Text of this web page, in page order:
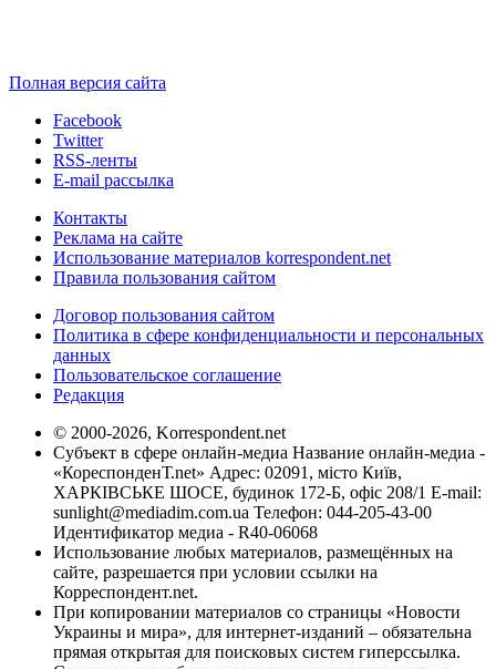
Полная версия сайта
Facebook
Twitter
RSS-ленты
E-mail рассылка
Контакты
Реклама на сайте
Использование материалов korrespondent.net
Правила пользования сайтом
Договор пользования сайтом
Политика в сфере конфиденциальности и персональных
данных
Пользовательское соглашение
Редакция
© 2000-2026, Korrespondent.net
Субъект в сфере онлайн-медиа Название онлайн-медиа -
«КореспонденТ.net» Адрес: 02091, місто Київ,
ХАРКІВСЬКЕ ШОСЕ, будинок 172-Б, офіс 208/1 E-mail:
sunlight@mediadim.com.ua Телефон: 044-205-43-00
Идентификатор медиа - R40-06068
Использование любых материалов, размещённых на
сайте, разрешается при условии ссылки на
Корреспондент.net.
При копировании материалов со страницы «Новости
Украины и мира», для интернет-изданий – обязательна
прямая открытая для поисковых систем гиперссылка.